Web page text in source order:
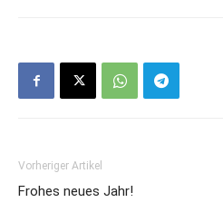
Vorheriger Artikel
Frohes neues Jahr!